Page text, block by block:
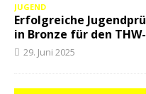
JUGEND
Erfolgreiche
in Bronze für den
29. Juni 2025